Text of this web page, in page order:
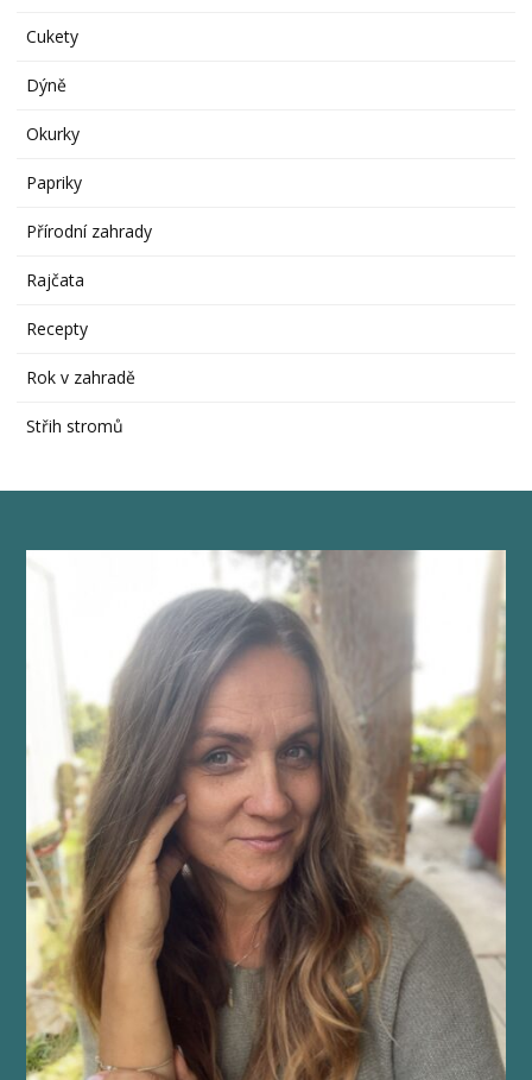
Cukety
Dýně
Okurky
Papriky
Přírodní zahrady
Rajčata
Recepty
Rok v zahradě
Střih stromů